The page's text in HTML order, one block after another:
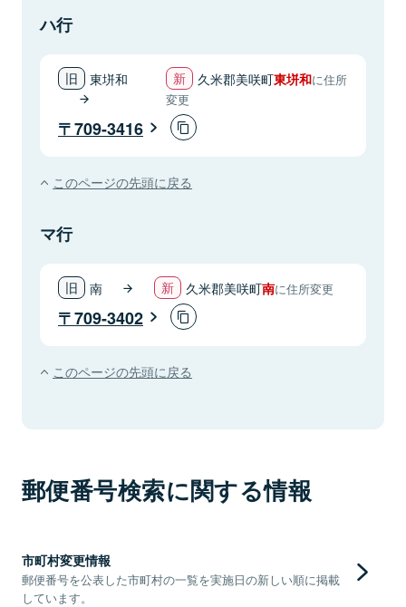
ハ行
東垪和 久米郡美咲町東垪和に住所
変更
709-3416
このページの先頭に戻る
マ行
南 久米郡美咲町南に住所変更
709-3402
このページの先頭に戻る
郵便番号検索に関する情報
市町村変更情報
郵便番号を公表した市町村の一覧を実施日の新しい順に掲載
しています。